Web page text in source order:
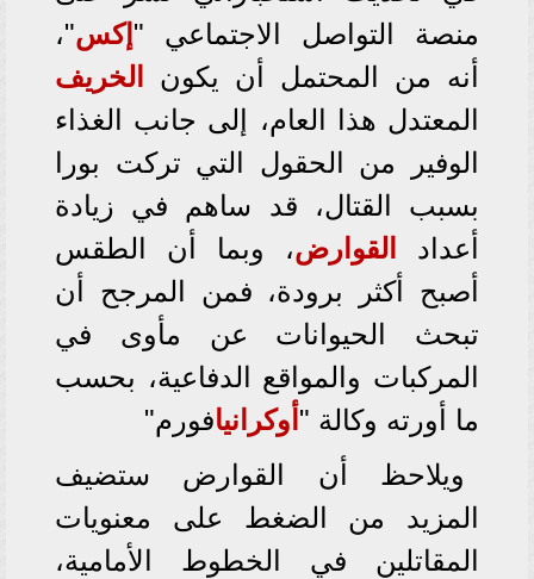
منصة التواصل الاجتماعي " إكس"،
أنه من المحتمل أن يكون
الخريف
المعتدل هذا العام، إلى جانب الغذاء
الوفير من الحقول التي تركت بورا
بسبب القتال، قد ساهم في زيادة
أعداد
القوارض، وبما أن الطقس
أصبح أكثر برودة، فمن المرجح أن
تبحث الحيوانات عن مأوى في
المركبات والمواقع الدفاعية، بحسب
ما أورته وكالة " أوكرانيافورم"
ويلاحظ أن القوارض ستضيف
المزيد من الضغط على معنويات
المقاتلين في الخطوط الأمامية،